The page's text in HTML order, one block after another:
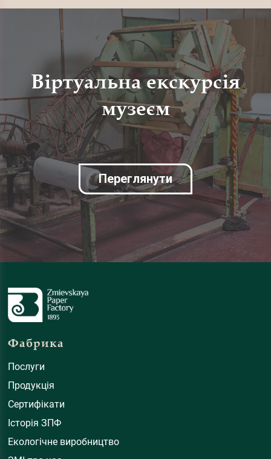
Віртуальна екскурсія
музеєм
Переглянути
Фабрика
Послуги
Продукція
Сертифікати
Історія ЗПФ
Екологічне виробництво